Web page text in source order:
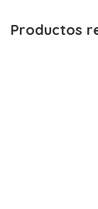
Productos